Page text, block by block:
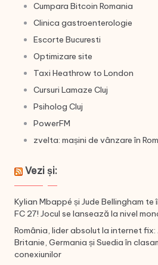
Cumpara Bitcoin Romania
Clinica gastroenterologie
Escorte Bucuresti
Optimizare site
Taxi Heathrow to London
Cursuri Lamaze Cluj
Psiholog Cluj
PowerFM
zvelta: mașini de vânzare în
Vezi și:
Kylian Mbappé și Jude Bellingham te
FC 27! Jocul se lansează la nivel
România, lider absolut la internet
Britanie, Germania și Suedia în
conexiunilor